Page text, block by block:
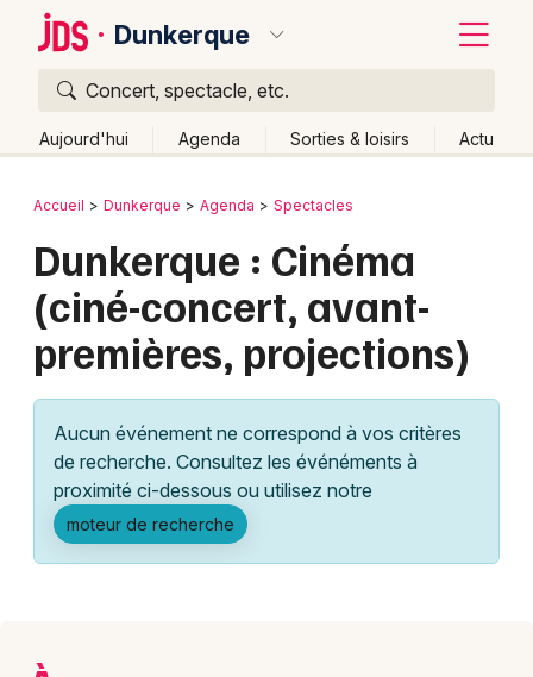
Dunkerque
Concert, spectacle, etc.
Aujourd'hui Agenda Sorties & loisirs Actu
Publier un événement
Grands événements
Manifestations
Foires & salons
Bordeaux
Colmar
Lille
Lyon
Marseille
Mulhouse
Montpellier
Retour
Accueil Dunkerque Agenda Spectacles
Dunkerque : Cinéma
(ciné-concert, avant-
premières, projections)
Aucun événement ne correspond à vos critères
de recherche. Consultez les événéments à
proximité ci-dessous ou utilisez notre
moteur de recherche
Quoi ?
Où ?
Nord-Pas-de-Calais
Partout
Près de moi
Changer de lieu
Quand ?
Effacer les dates